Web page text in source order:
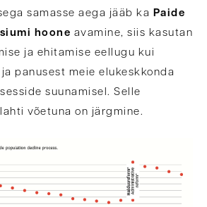
samasse aega jääb ka Paide
hoone avamine, siis kasutan
ja ehitamise eellugu kui
panusest meie elukeskkonda
suunamisel. Selle
võetuna on järgmine.